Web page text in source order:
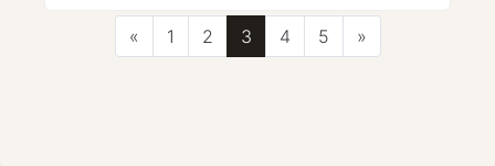
« Iepriekšējā lapa
1 Lapa 1
2 Lapa 2
3Lapa 3
4Lapa 4
5Lapa 5
»Nākamā lapa